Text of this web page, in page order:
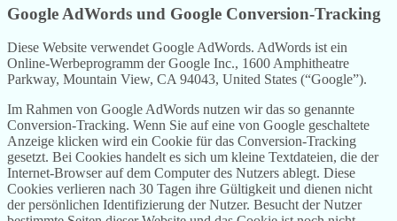
Google AdWords und Google Conversion-Tracking
Diese Website verwendet Google AdWords. AdWords ist ein
Online-Werbeprogramm der Google Inc., 1600 Amphitheatre
Parkway, Mountain View, CA 94043, United States (“Google”).
Im Rahmen von Google AdWords nutzen wir das so genannte
Conversion-Tracking. Wenn Sie auf eine von Google geschaltete
Anzeige klicken wird ein Cookie für das Conversion-Tracking
gesetzt. Bei Cookies handelt es sich um kleine Textdateien, die der
Internet-Browser auf dem Computer des Nutzers ablegt. Diese
Cookies verlieren nach 30 Tagen ihre Gültigkeit und dienen nicht
der persönlichen Identifizierung der Nutzer. Besucht der Nutzer